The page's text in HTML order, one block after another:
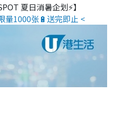
夏日消暑企划⚡】
量1000张🔋送完即止 <